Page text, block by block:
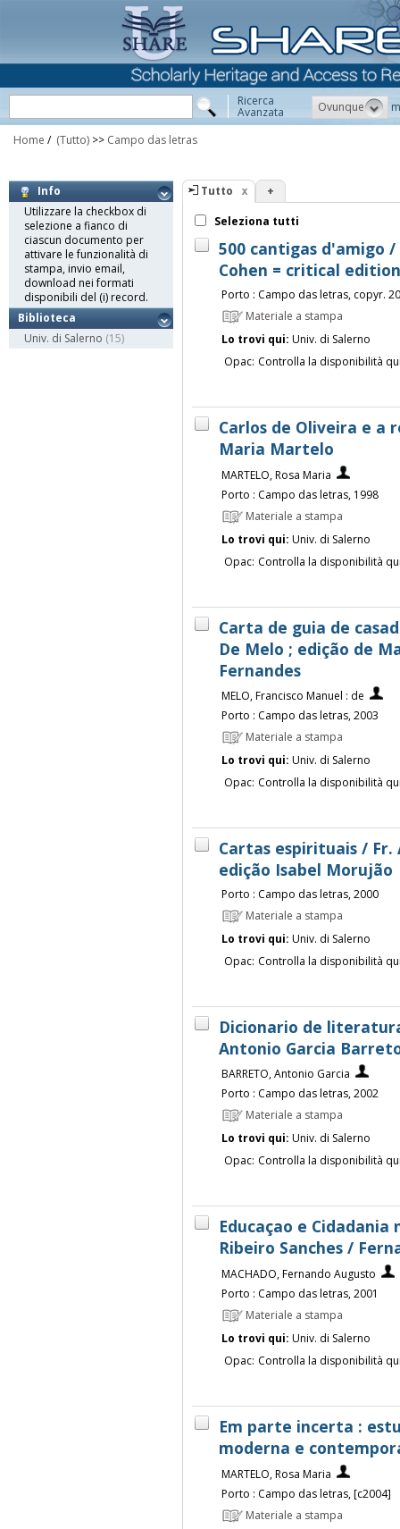
Ricerca
Avanzata Ovunque
Home / (Tutto) >> Campo das letras
Info
Utilizzare la checkbox di
selezione a fianco di
ciascun documento per
attivare le funzionalità di
stampa, invio email,
download nei formati
disponibili del (i) record.
Biblioteca
Univ. di Salerno (15)
Tutto +
Seleziona tutti
500 cantigas d'amigo
Cohen = critical
Porto : Campo das letras, copyr.
Materiale a stampa
Lo trovi qui: Univ. di Salerno
Opac: Controlla la disponibilità
Carlos de Oliveira e a
Maria Martelo
MARTELO, Rosa Maria
Porto : Campo das letras, 1998
Materiale a stampa
Lo trovi qui: Univ. di Salerno
Opac: Controlla la disponibilità
Carta de guia de
De Melo ; edição de
Fernandes
MELO, Francisco Manuel : de
Porto : Campo das letras, 2003
Materiale a stampa
Lo trovi qui: Univ. di Salerno
Opac: Controlla la disponibilità
Cartas espirituais / Fr.
edição Isabel Morujão
Porto : Campo das letras, 2000
Materiale a stampa
Lo trovi qui: Univ. di Salerno
Opac: Controlla la disponibilità
Dicionario de
Antonio Garcia
BARRETO, Antonio Garcia
Porto : Campo das letras, 2002
Materiale a stampa
Lo trovi qui: Univ. di Salerno
Opac: Controlla la disponibilità
Educaçao e
Ribeiro Sanches /
MACHADO, Fernando Augusto
Porto : Campo das letras, 2001
Materiale a stampa
Lo trovi qui: Univ. di Salerno
Opac: Controlla la disponibilità
Em parte incerta :
moderna e
MARTELO, Rosa Maria
Porto : Campo das letras, [c2004]
Materiale a stampa